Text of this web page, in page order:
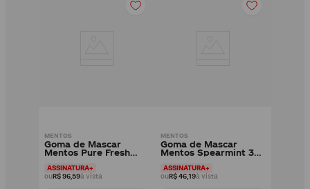
MENTOS
Goma de Mascar
Mentos Pure Fresh
Açúcar - caixa 6un
ASSINATURA+
ouR$ 96,59à vista
MENTOS
Goma de Mascar
Mentos Spearmint 3
caixa 15un
ASSINATURA+
ouR$ 46,19à vista